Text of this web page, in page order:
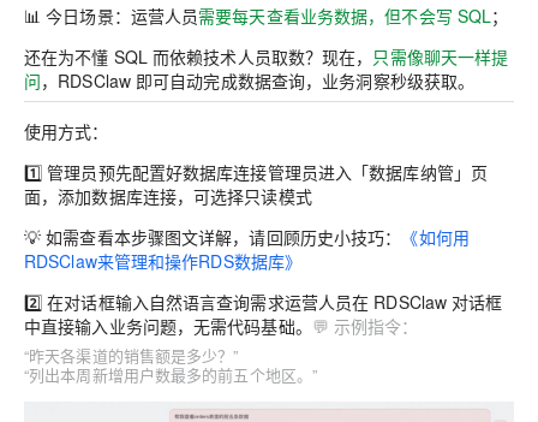
📊 今日场景：运营人员需要每天查看业务数据，但不会写 SQL；
还在为不懂 SQL 而依赖技术人员取数？现在， 只需像聊天一样提
问，RDSClaw 即可自动完成数据查询，业务洞察秒级获取。
使用方式：
1️⃣管理员预先配置好数据库连接管理员进入「数据库纳管」页
面，添加数据库连接，可选择只读模式
💡 如需查看本步骤图文详解，请回顾历史小技巧：
《如何用
RDSClaw来管理和操作RDS数据库》
2️⃣在对话框输入自然语言查询需求运营人员在 RDSClaw 对话框
中直接输入业务问题，无需代码基础。 💬 示例指令：
“昨天各渠道的销售额是多少？”
“列出本周新增用户数最多的前五个地区。”